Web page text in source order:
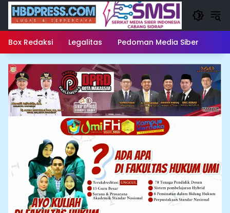
Langsung
konten
Box Redaksi Legalitas Pedoman Media Siber